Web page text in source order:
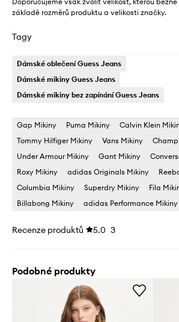
základě rozměrů produktu a velikosti značky.
Tagy
Dámské oblečení Guess Jeans
Dámské mikiny Guess Jeans
Dámské mikiny bez zapínání Guess Jeans
Gap Mikiny Puma Mikiny Calvin Klein
Tommy Hilfiger Mikiny
Vans Mikiny
Under Armour Mikiny
Gant Mikiny
Roxy Mikiny
adidas Originals Mikiny
Columbia Mikiny
Superdry Mikiny Fila
Billabong Mikiny
adidas Performance Mikiny
Recenze produktů 5.0 3
Podobné produkty